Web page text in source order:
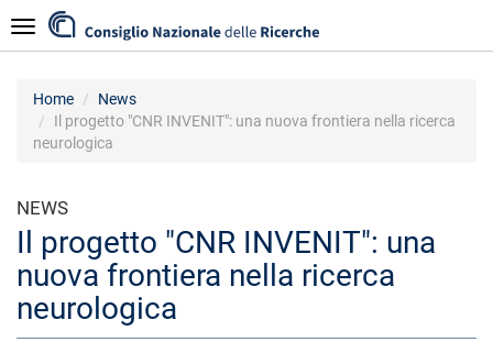
al
contenuto
Navigazione
Home
News
Il progetto "CNR INVENIT": una nuova frontiera nella ricerca
neurologica
NEWS
Il progetto "CNR INVENIT": una
nuova frontiera nella ricerca
neurologica